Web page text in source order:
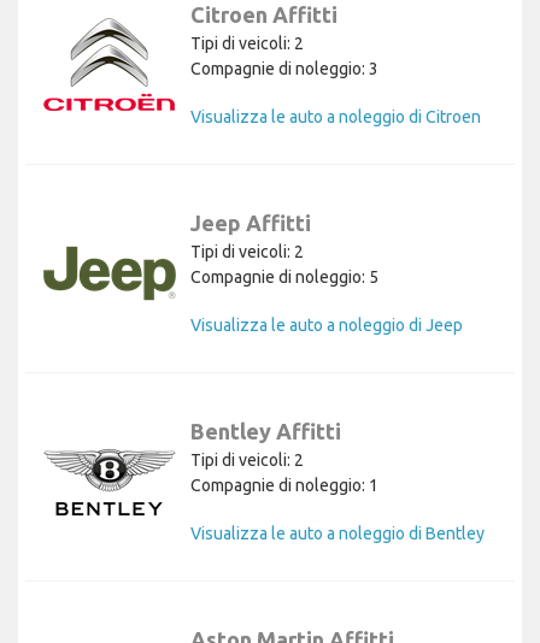
Citroen Affitti
Tipi di veicoli: 2
Compagnie di noleggio: 3
Visualizza le auto a noleggio di Citroen
Jeep Affitti
Tipi di veicoli: 2
Compagnie di noleggio: 5
Visualizza le auto a noleggio di Jeep
Bentley Affitti
Tipi di veicoli: 2
Compagnie di noleggio: 1
Visualizza le auto a noleggio di Bentley